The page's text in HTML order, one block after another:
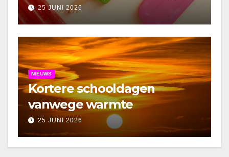
25 JUNI 2026
NIEUWS
Kortere schooldagen
vanwege warmte
25 JUNI 2026